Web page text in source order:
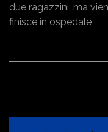
due ragazzini, ma
finisce in ospedale